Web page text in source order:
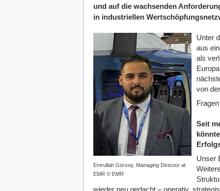
und auf die wachsenden
in industriellen
Emrullah Görsoy, Managing Director at
EMR © EMR
Unter
aus
als
von
Seit
Unser